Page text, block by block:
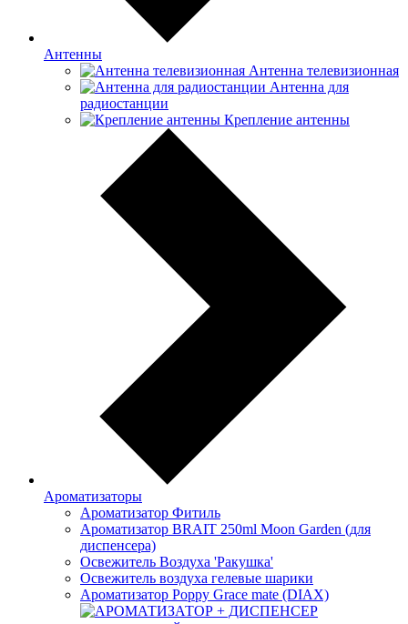
Антенны
Антенна телевизионная
Антенна для
радиостанции
Крепление антенны
Ароматизаторы
Ароматизатор Фитиль
Ароматизатор BRAIT 250ml Moon Garden (для
диспенсера)
Освежитель Воздуха 'Ракушка'
Освежитель воздуха гелевые шарики
Ароматизатор Poppy Grace mate (DIAX)